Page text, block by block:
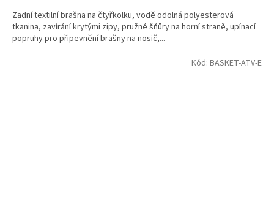
Zadní textilní brašna na čtyřkolku, vodě odolná polyesterová
tkanina, zavírání krytými zipy, pružné šňůry na horní straně, upínací
popruhy pro připevnění brašny na nosič,...
Kód: BASKET-ATV-E